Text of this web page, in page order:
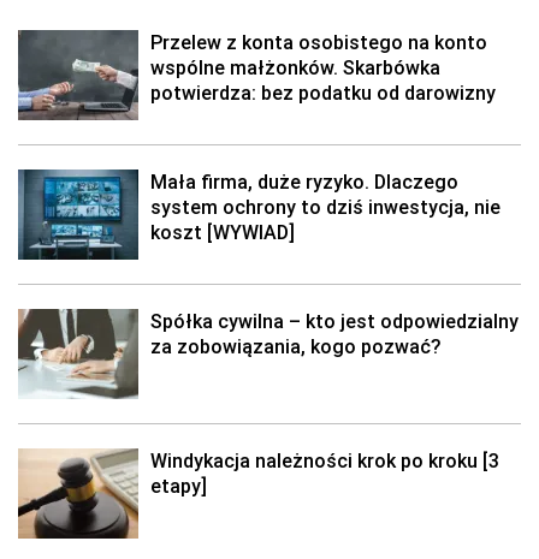
Przelew z konta osobistego na konto
wspólne małżonków. Skarbówka
potwierdza: bez podatku od darowizny
Mała firma, duże ryzyko. Dlaczego
system ochrony to dziś inwestycja, nie
koszt [WYWIAD]
Spółka cywilna – kto jest odpowiedzialny
za zobowiązania, kogo pozwać?
Windykacja należności krok po kroku [3
etapy]